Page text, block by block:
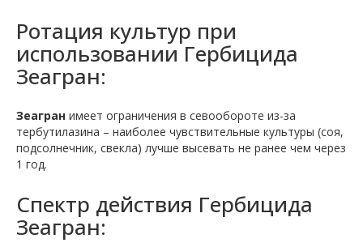
Ротация культур при
использовании Гербицида
Зеагран:
Зеагран имеет ограничения в севообороте из-за
тербутилазина – наиболее чувствительные культуры (соя,
подсолнечник, свекла) лучше высевать не ранее чем через
1 год.
Спектр действия Гербицида
Зеагран: